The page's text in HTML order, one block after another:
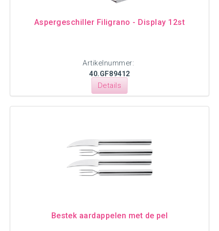
Aspergeschiller Filigrano - Display 12st
Artikelnummer:
40.GF89412
Details
Bestek aardappelen met de pel